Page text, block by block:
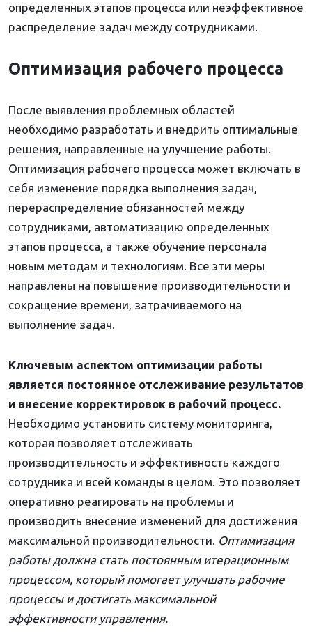
определенных этапов процесса или неэффективное
распределение задач между сотрудниками.
Оптимизация рабочего процесса
После выявления проблемных областей
необходимо разработать и внедрить оптимальные
решения, направленные на улучшение работы.
Оптимизация рабочего процесса может включать в
себя изменение порядка выполнения задач,
перераспределение обязанностей между
сотрудниками, автоматизацию определенных
этапов процесса, а также обучение персонала
новым методам и технологиям. Все эти меры
направлены на повышение производительности и
сокращение времени, затрачиваемого на
выполнение задач.
Ключевым аспектом оптимизации работы
является постоянное отслеживание результатов
и внесение корректировок в рабочий процесс.
Необходимо установить систему мониторинга,
которая позволяет отслеживать
производительность и эффективность каждого
сотрудника и всей команды в целом. Это позволяет
оперативно реагировать на проблемы и
производить внесение изменений для достижения
максимальной производительности. Оптимизация
работы должна стать постоянным итерационным
процессом, который помогает улучшать рабочие
процессы и достигать максимальной
эффективности управления.